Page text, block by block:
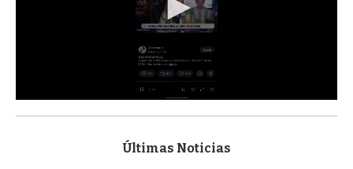
s
Últimas Noticias